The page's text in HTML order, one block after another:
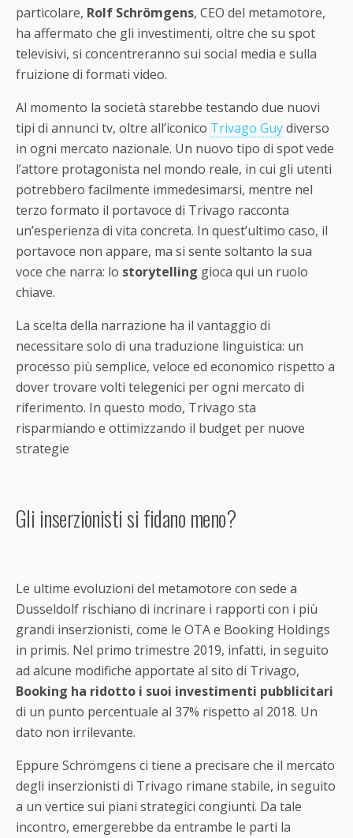
particolare, Rolf Schrömgens, CEO del metamotore,
ha affermato che gli investimenti, oltre che su spot
televisivi, si concentreranno sui social media e sulla
fruizione di formati video.
Al momento la società starebbe testando due nuovi
tipi di annunci tv, oltre all’iconico Trivago Guydiverso
in ogni mercato nazionale. Un nuovo tipo di spot vede
l’attore protagonista nel mondo reale, in cui gli utenti
potrebbero facilmente immedesimarsi, mentre nel
terzo formato il portavoce di Trivago racconta
un’esperienza di vita concreta. In quest’ultimo caso, il
portavoce non appare, ma si sente soltanto la sua
voce che narra: lo storytelling gioca qui un ruolo
chiave.
La scelta della narrazione ha il vantaggio di
necessitare solo di una traduzione linguistica: un
processo più semplice, veloce ed economico rispetto a
dover trovare volti telegenici per ogni mercato di
riferimento. In questo modo, Trivago sta
risparmiando e ottimizzando il budget per nuove
strategie
Gli inserzionisti si fidano meno?
Le ultime evoluzioni del metamotore con sede a
Dusseldolf rischiano di incrinare i rapporti con i più
grandi inserzionisti, come le OTA e Booking Holdings
in primis. Nel primo trimestre 2019, infatti, in seguito
ad alcune modifiche apportate al sito di Trivago,
Booking ha ridotto i suoi investimenti pubblicitari
di un punto percentuale al 37% rispetto al 2018. Un
dato non irrilevante.
Eppure Schrömgens ci tiene a precisare che il mercato
degli inserzionisti di Trivago rimane stabile, in seguito
a un vertice sui piani strategici congiunti. Da tale
incontro, emergerebbe da entrambe le parti la